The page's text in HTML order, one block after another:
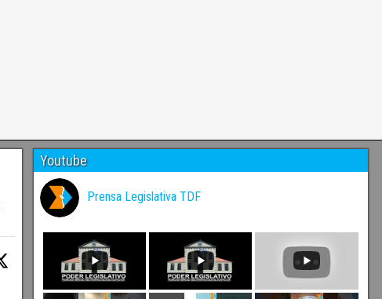
Youtube
Prensa Legislativa TDF